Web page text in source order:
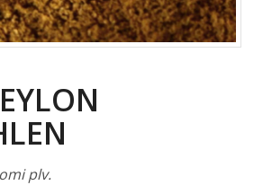
plv.